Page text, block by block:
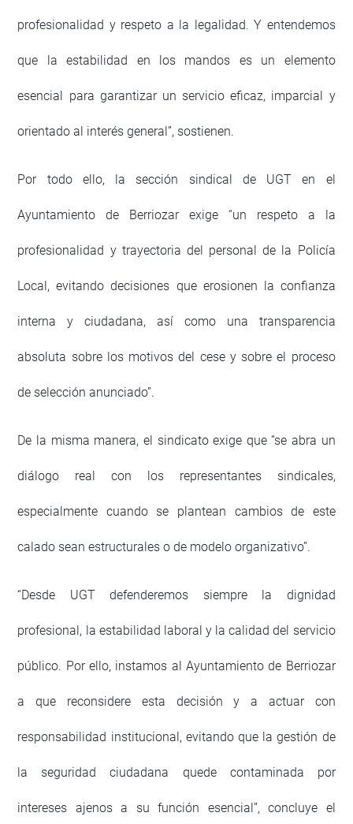
profesionalidad y respeto a la legalidad. Y entendemos
que la estabilidad en los mandos es un elemento
esencial para garantizar un servicio eficaz, imparcial y
orientado al interés general”, sostienen.
Por todo ello, la sección sindical de UGT en el
Ayuntamiento de Berriozar exige “un respeto a la
profesionalidad y trayectoria del personal de la Policía
Local, evitando decisiones que erosionen la confianza
interna y ciudadana, así como una transparencia
absoluta sobre los motivos del cese y sobre el proceso
de selección anunciado”.
De la misma manera, el sindicato exige que “se abra un
diálogo real con los representantes sindicales,
especialmente cuando se plantean cambios de este
calado sean estructurales o de modelo organizativo”.
“Desde UGT defenderemos siempre la dignidad
profesional, la estabilidad laboral y la calidad del servicio
público. Por ello, instamos al Ayuntamiento de Berriozar
a que reconsidere esta decisión y a actuar con
responsabilidad institucional, evitando que la gestión de
la seguridad ciudadana quede contaminada por
intereses ajenos a su función esencial”, concluye el